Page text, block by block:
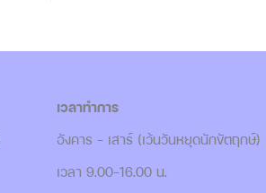
เวลาทำการ
อังคาร - เสาร์ (เว้นวันหยุดนักขัตฤกษ์)
เวลา 9.00-16.00 น.